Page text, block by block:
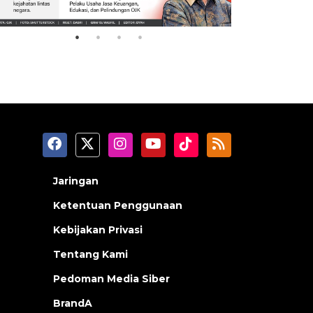
2026-08-07 13:45:00
Jaringan
Ketentuan Penggunaan
Kebijakan Privasi
Tentang Kami
Pedoman Media Siber
BrandA